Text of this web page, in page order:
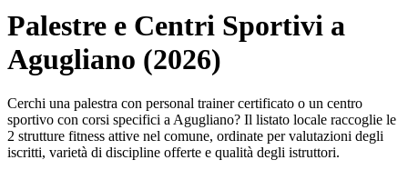
Palestre e Centri Sportivi a
Agugliano (2026)
Cerchi una palestra con personal trainer certificato o un centro
sportivo con corsi specifici a Agugliano? Il listato locale raccoglie le
2 strutture fitness attive nel comune, ordinate per valutazioni degli
iscritti, varietà di discipline offerte e qualità degli istruttori.